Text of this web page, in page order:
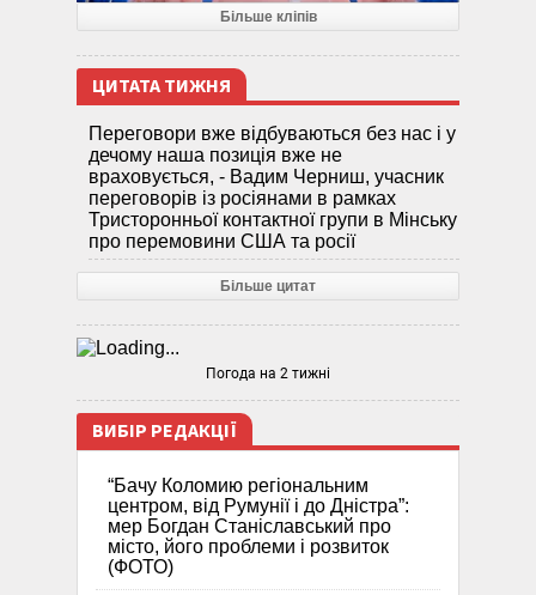
Більше кліпів
ЦИТАТА ТИЖНЯ
Переговори вже відбуваються без нас і у
дечому наша позиція вже не
враховується, - Вадим Черниш, учасник
переговорів із росіянами в рамках
Тристоронньої контактної групи в Мінську
про перемовини США та росії
Більше цитат
Погода на 2 тижні
ВИБІР РЕДАКЦІЇ
“Бачу Коломию регіональним
центром, від Румунії і до Дністра”:
мер Богдан Станіславський про
місто, його проблеми і розвиток
(ФОТО)